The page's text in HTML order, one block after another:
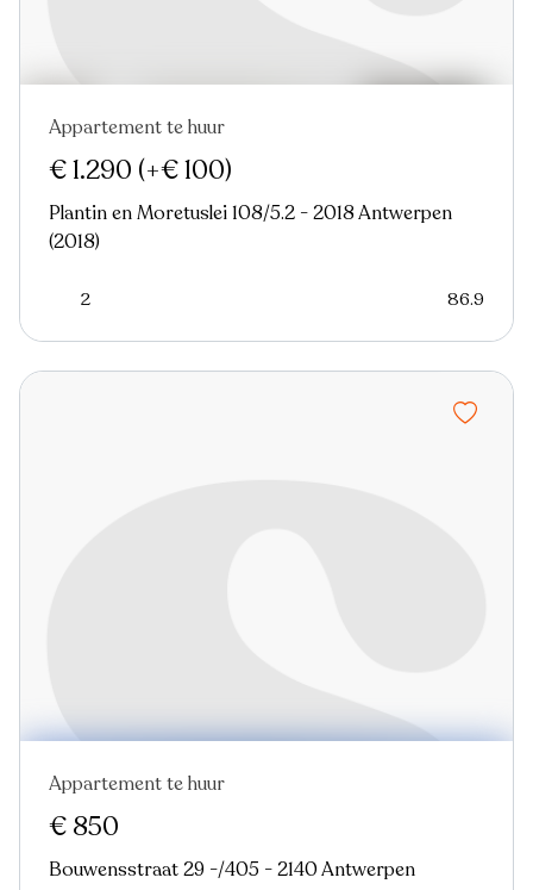
Nieuw
Appartement te huur
€ 1.290 (+€ 100)
Plantin en Moretuslei 108/5.2 - 2018 Antwerpen
(2018)
2 86.9
Nieuw
Appartement te huur
€ 850
Bouwensstraat 29 -/405 - 2140 Antwerpen